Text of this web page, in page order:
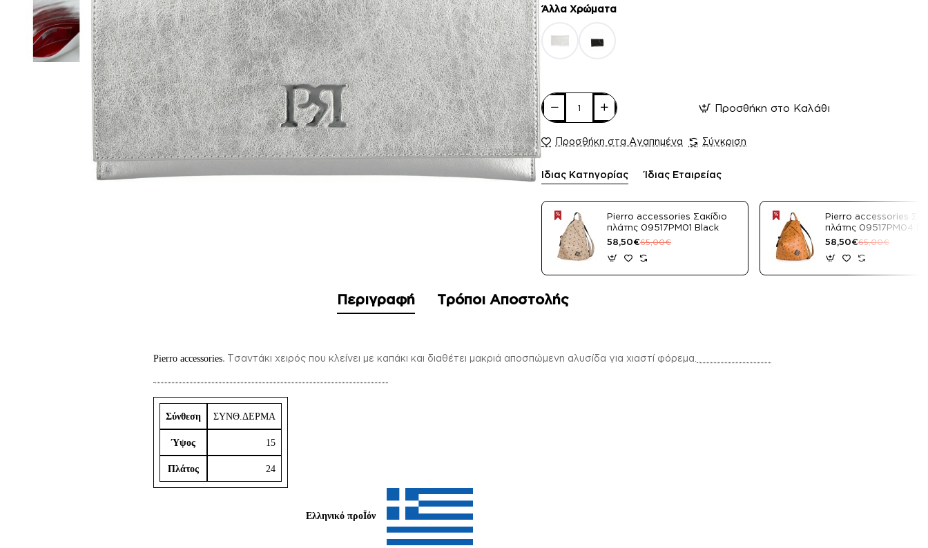
Άλλα Xρώματα
Προσθήκη στο Καλάθι
Προσθήκη στα Αγαπημένα Σύγκριση
Ίδιας Κατηγορίας Ίδιας Εταιρείας
Pierro accessories Σακίδιο
πλάτης 09517PM01 Black
58,50€65,00€
Pierro accessories
πλάτης 09517PM04
58,50€65,00€
Περιγραφή Τρόποι Αποστολής
Pierro accessories. Τσαντάκι χειρός που κλείνει με καπάκι και διαθέτει μακριά αποσπώμενη αλυσίδα για χιαστί φόρεμα.
Σύνθεση ΣΥΝΘ.ΔΕΡΜΑ
Ύψος 15
Πλάτος 24
Ελληνικό προΪόν